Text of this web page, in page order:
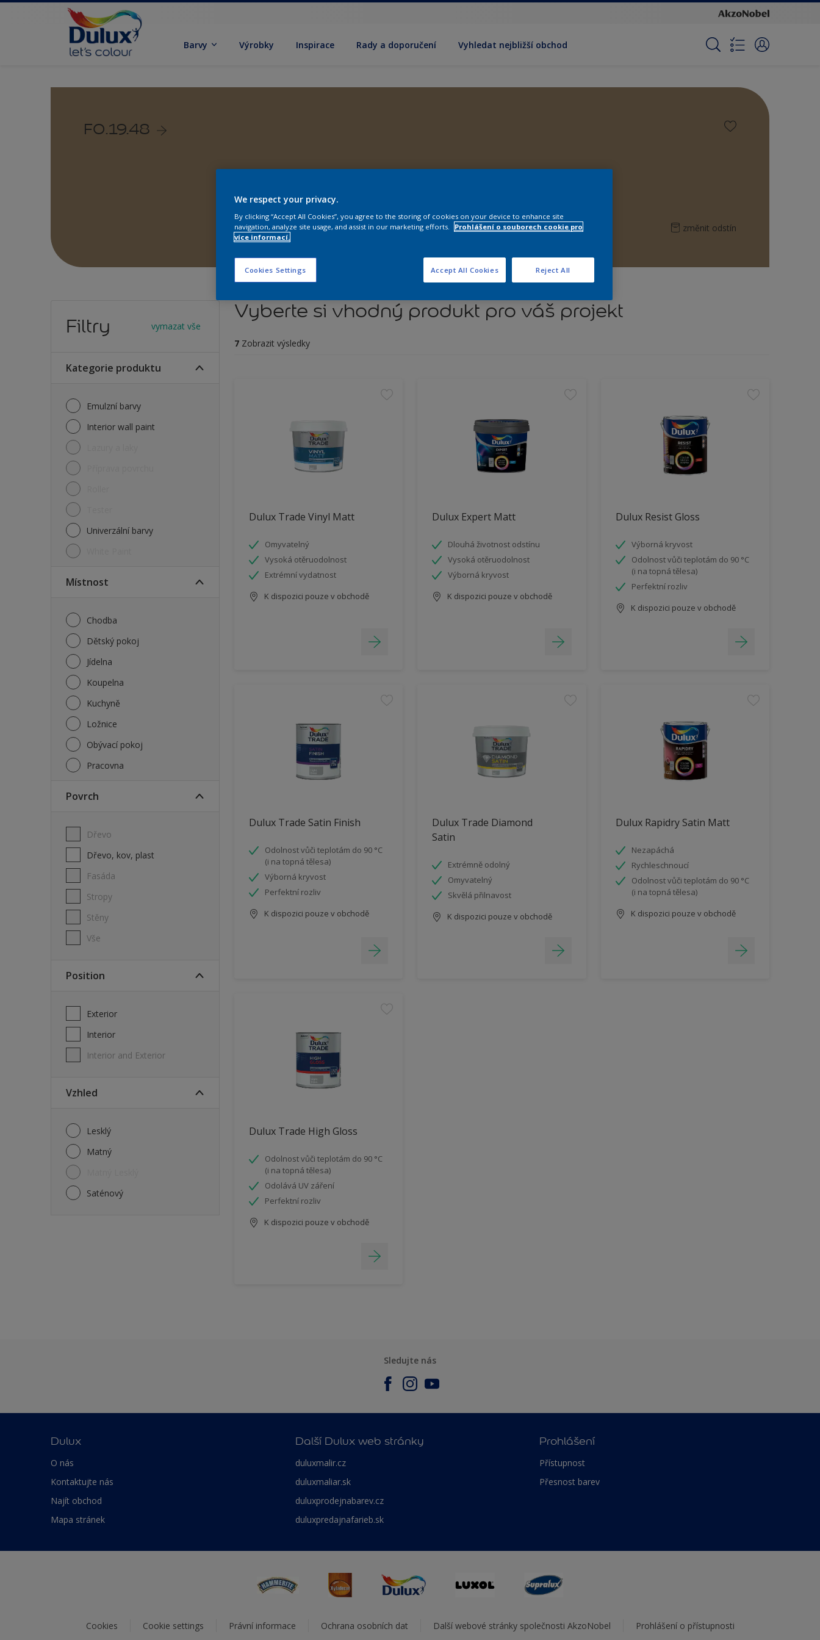
Barvy Výrobky Inspirace Rady a doporučení Vyhledat nejbližší obchod
F0.19.48
změnit odstín
Filtry vymazat vše
Kategorie produktu
Emulzní barvy
Interior wall paint
Univerzální barvy
Místnost
Chodba
Dětský pokoj
Jídelna
Koupelna
Kuchyně
Ložnice
Obývací pokoj
Pracovna
Povrch
Dřevo
Dřevo, kov, plast
Fasáda
Stropy
Stěny
Vše
Position
Exterior
Interior
Interior and Exterior
Vzhled
Lesklý
Matný
Saténový
Vyberte si vhodný produkt pro váš projekt
7 Zobrazit výsledky
Dulux Trade Vinyl Matt
Omyvatelný
Vysoká otěruodolnost
Extrémní vydatnost
K dispozici pouze v obchodě
Dulux Expert Matt
Dlouhá životnost odstínu
Vysoká otěruodolnost
Výborná kryvost
K dispozici pouze v obchodě
Dulux Resist Gloss
Výborná kryvost
Odolnost vůči teplotám do 90 °C
(i na topná tělesa)
Perfektní rozliv
K dispozici pouze v obchodě
Dulux Trade Satin Finish
Odolnost vůči teplotám do 90 °C
(i na topná tělesa)
Výborná kryvost
Perfektní rozliv
K dispozici pouze v obchodě
Dulux Trade Diamond
Satin
Extrémně odolný
Omyvatelný
Skvělá přilnavost
K dispozici pouze v obchodě
Dulux Rapidry Satin Matt
Nezapáchá
Rychleschnoucí
Odolnost vůči teplotám do 90 °C
(i na topná tělesa)
K dispozici pouze v obchodě
Dulux Trade High Gloss
Odolnost vůči teplotám do 90 °C
(i na topná tělesa)
Odolává UV záření
Perfektní rozliv
K dispozici pouze v obchodě
Sledujte nás
Dulux
O nás
Kontaktujte nás
Najít obchod
Mapa stránek
Další Dulux web stránky
duluxmalir.cz
duluxmaliar.sk
duluxprodejnabarev.cz
duluxpredajnafarieb.sk
Prohlášení
Přístupnost
Přesnost barev
Cookies Cookie settings Právní informace Ochrana osobních dat Další webové stránky společnosti AkzoNobel Prohlášení o přístupnosti
We respect your privacy.
By clicking “Accept All Cookies”, you agree to the storing of cookies on your device to enhance site
navigation, analyze site usage, and assist in our marketing efforts.
Prohlášení o souborech cookie pro
více informací.
Cookies Settings Reject All
Accept All Cookies